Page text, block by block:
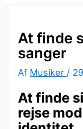
At finde
sanger
Af Musiker /
At finde
rejse